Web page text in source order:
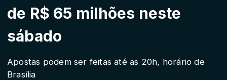
de R$ 65 milhões neste
sábado
Apostas podem ser feitas até as 20h, horário de
Brasília